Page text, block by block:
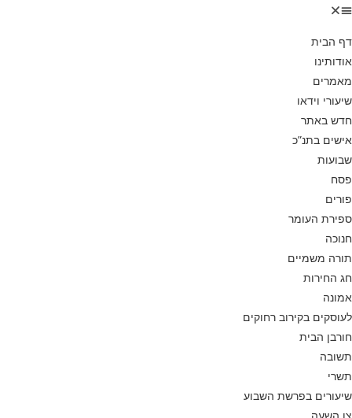
דף הבית
אודותינו
מאמרים
שיעורי וידאו
חדש באתר
אישים בתנ”כ
שבועות
פסח
פורים
ספירת העומר
חנוכה
תורה משמיים
חג החירות
אמונה
לעוסקים בקירוב רחוקים
חורבן הבית
תשובה
תשרי
שיעורים בפרשת השבוע